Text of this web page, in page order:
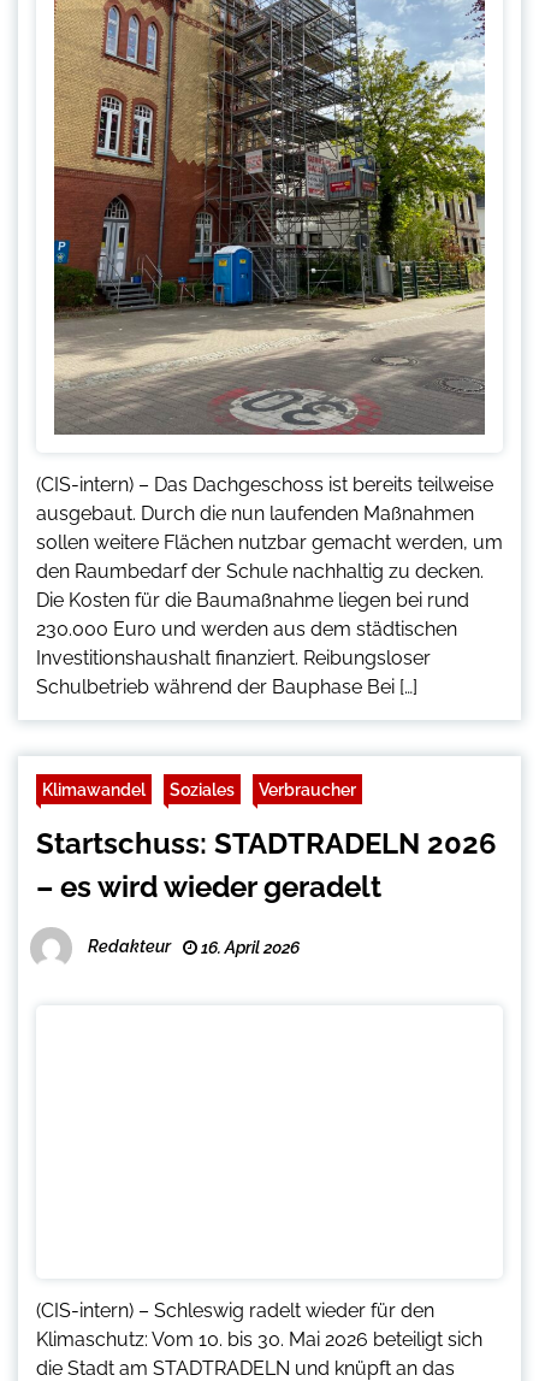
(CIS-intern) – Das Dachgeschoss ist bereits teilweise
ausgebaut. Durch die nun laufenden Maßnahmen
sollen weitere Flächen nutzbar gemacht werden, um
den Raumbedarf der Schule nachhaltig zu decken.
Die Kosten für die Baumaßnahme liegen bei rund
230.000 Euro und werden aus dem städtischen
Investitionshaushalt finanziert. Reibungsloser
Schulbetrieb während der Bauphase Bei […]
Klimawandel Soziales Verbraucher
Startschuss: STADTRADELN 2026
– es wird wieder geradelt
Redakteur 16. April 2026
(CIS-intern) – Schleswig radelt wieder für den
Klimaschutz: Vom 10. bis 30. Mai 2026 beteiligt sich
die Stadt am STADTRADELN und knüpft an das